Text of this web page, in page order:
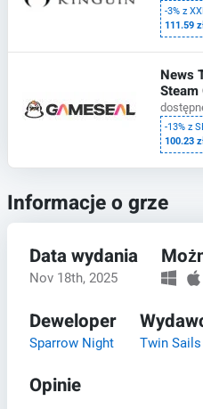
-3% z
111.59
News
Steam
-13% z
100.23
Informacje o grze
Data wydania
Nov 18th, 2025
Deweloper
Sparrow Night Twin
Opinie